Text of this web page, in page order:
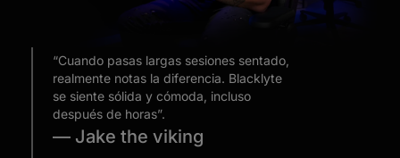
— Jake the viking
“Cuando pasas largas sesiones sentado,
realmente notas la diferencia. Blacklyte
se siente sólida y cómoda, incluso
después de horas”.